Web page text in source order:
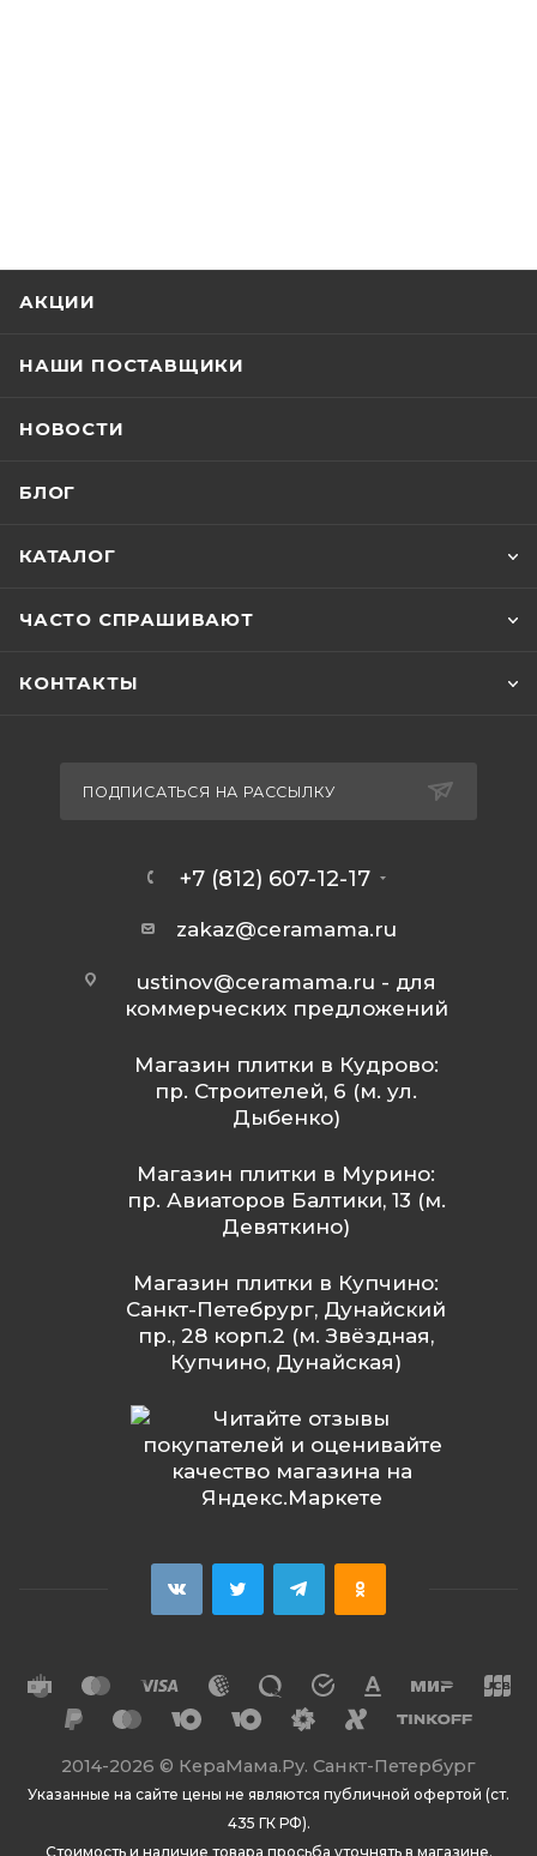
АКЦИИ
НАШИ ПОСТАВЩИКИ
НОВОСТИ
БЛОГ
КАТАЛОГ
ЧАСТО СПРАШИВАЮТ
КОНТАКТЫ
ПОДПИСАТЬСЯ НА РАССЫЛКУ
+7 (812) 607-12-17
zakaz@ceramama.ru
ustinov@ceramama.ru - для
коммерческих предложений
Магазин плитки в Кудрово:
пр. Строителей, 6 (м. ул.
Дыбенко)
Магазин плитки в Мурино:
пр. Авиаторов Балтики, 13 (м.
Девяткино)
Магазин плитки в Купчино:
Санкт-Петебрург, Дунайский
пр., 28 корп.2 (м. Звёздная,
Купчино, Дунайская)
2014-2026 © КераМама.Ру. Санкт-Петербург
Указанные на сайте цены не являются публичной офертой (ст.
435 ГК РФ).
Стоимость и наличие товара просьба уточнять в магазине.